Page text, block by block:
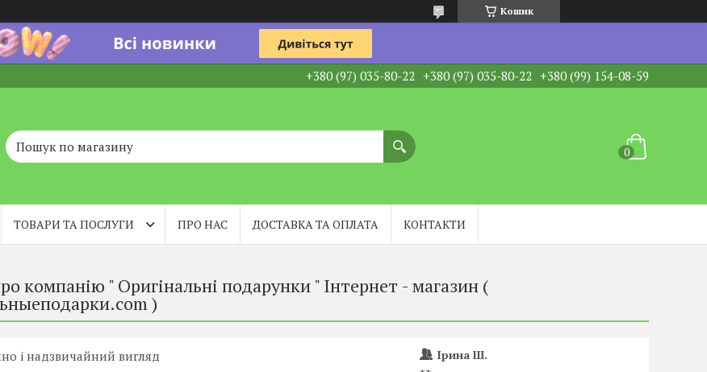
Кошик
+380 (97) 035-80-22 +380 (97) 035-80-22 +380 (99) 154-08-59
ТОВАРИ ТА ПОСЛУГИ ПРО НАС ДОСТАВКА ТА ОПЛАТА КОНТАКТИ
компанію " Оригінальні подарунки " Інтернет - магазин (
)
і надзвичайний вигляд
Ірина Ш.